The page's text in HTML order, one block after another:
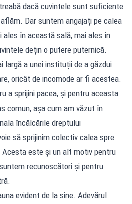
dacă cuvintele sunt suficiente
Dar suntem angajați pe calea
ales în această sală, mai ales în
dețin o putere puternică.
largă a unei instituții de a găzdui
oricât de incomode ar fi acestea.
a sprijini pacea, și pentru aceasta
comun, așa cum am văzut în
încălcările dreptului
să sprijinim colectiv calea spre
este și un alt motiv pentru
recunoscători și pentru
evident de la sine. Adevărul